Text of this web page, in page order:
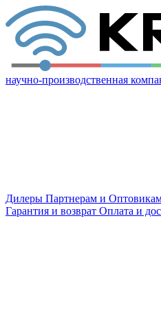
научно-производственная
Дилеры Партнерам и
Гарантия и возврат Оплата и